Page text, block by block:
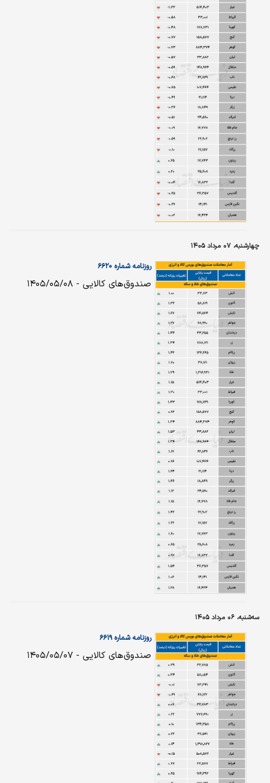
چهارشنبه، ۰۷ مرداد ۱۴۰۵
روزنامه شماره ۶۶۲۰
صندوق‌های کالایی - ۱۴۰۵/۰۵/۰۸
سه‌شنبه، ۰۶ مرداد ۱۴۰۵
روزنامه شماره ۶۶۱۹
صندوق‌های کالایی - ۱۴۰۵/۰۵/۰۷